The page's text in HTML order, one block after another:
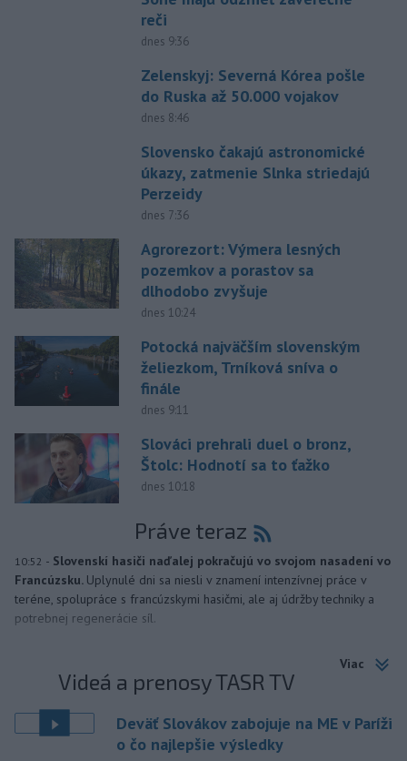
reči
dnes 9:36
Zelenskyj: Severná Kórea pošle
do Ruska až 50.000 vojakov
dnes 8:46
Slovensko čakajú astronomické
úkazy, zatmenie Slnka striedajú
Perzeidy
dnes 7:36
Agrorezort: Výmera lesných
pozemkov a porastov sa
dlhodobo zvyšuje
dnes 10:24
Potocká najväčším slovenským
želiezkom, Trníková sníva o
finále
dnes 9:11
Slováci prehrali duel o bronz,
Štolc: Hodnotí sa to ťažko
dnes 10:18
Práve teraz
10:52 - Slovenskí hasiči naďalej pokračujú vo svojom nasadení vo
Francúzsku. Uplynulé dni sa niesli v znamení intenzívnej práce v
teréne, spolupráce s francúzskymi hasičmi, ale aj údržby techniky a
potrebnej regenerácie síl.
Viac
Videá a prenosy TASR TV
Deväť Slovákov zabojuje na ME v Paríži
o čo najlepšie výsledky